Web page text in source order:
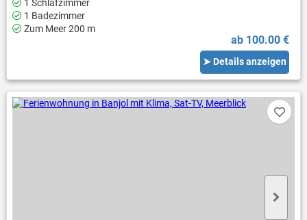
1 Schlafzimmer
1 Badezimmer
Zum Meer 200 m
ab 100.00 €
➤ Details anzeigen